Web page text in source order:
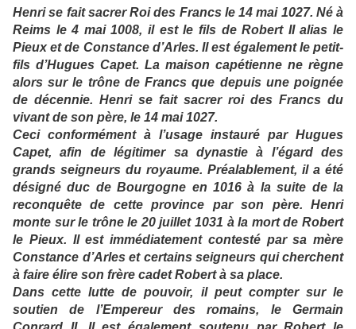
Henri se fait sacrer Roi des Francs le 14 mai 1027. Né à
Reims le 4 mai 1008, il est le fils de Robert II alias le
Pieux et de Constance d’Arles. Il est également le petit-
fils d’Hugues Capet. La maison capétienne ne règne
alors sur le trône de Francs que depuis une poignée
de décennie. Henri se fait sacrer roi des Francs du
vivant de son père, le 14 mai 1027.
Ceci conformément à l’usage instauré par Hugues
Capet, afin de légitimer sa dynastie à l’égard des
grands seigneurs du royaume. Préalablement, il a été
désigné duc de Bourgogne en 1016 à la suite de la
reconquête de cette province par son père. Henri
monte sur le trône le 20 juillet 1031 à la mort de Robert
le Pieux. Il est immédiatement contesté par sa mère
Constance d’Arles et certains seigneurs qui cherchent
à faire élire son frère cadet Robert à sa place.
Dans cette lutte de pouvoir, il peut compter sur le
soutien de l’Empereur des romains, le Germain